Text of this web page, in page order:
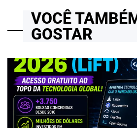
VOCÊ
GOSTAR